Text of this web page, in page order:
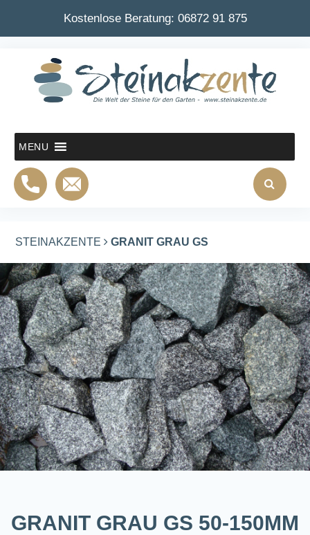
Kostenlose Beratung: 06872 91 875
MENU
STEINAKZENTE GRANIT GRAU GS
GRANIT GRAU GS 50-150MM